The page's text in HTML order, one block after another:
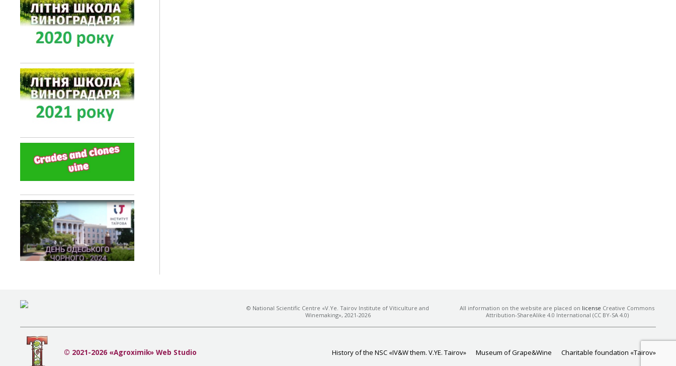
© National Scientific Centre «V.Ye. Tairov Institute of Viticulture and
Winemaking», 2021-2026
All information on the website are placed on license Creative Commons
Attribution-ShareAlike 4.0 International (CC BY-SA 4.0)
© 2021-2026 «Agroximik» Web Studio History of the NSC «IV&W them. V.YE. Tairov» Museum of Grape&Wine Charitable foundation «Tairov»